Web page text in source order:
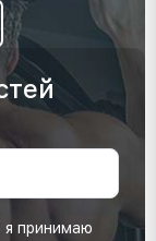
я принимаю